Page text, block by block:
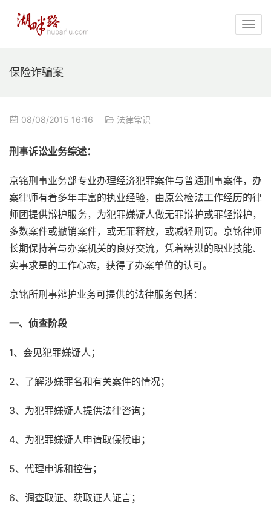
保险诈骗案
08/08/2015 16:16 法律常识
刑事诉讼业务综述：
京铭刑事业务部专业办理经济犯罪案件与普通刑事案件，办
案律师有着多年丰富的执业经验，由原公检法工作经历的律
师团提供辩护服务，为犯罪嫌疑人做无罪辩护或罪轻辩护，
多数案件或撤销案件，或无罪释放，或减轻刑罚。京铭律师
长期保持着与办案机关的良好交流，凭着精湛的职业技能、
实事求是的工作心态，获得了办案单位的认可。
京铭所刑事辩护业务可提供的法律服务包括：
一、侦查阶段
1、会见犯罪嫌疑人；
2、了解涉嫌罪名和有关案件的情况；
3、为犯罪嫌疑人提供法律咨询；
4、为犯罪嫌疑人申请取保候审；
5、代理申诉和控告；
6、调查取证、获取证人证言；